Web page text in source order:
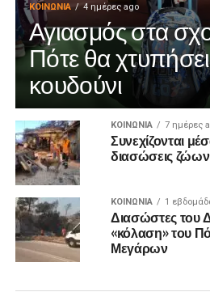
ΚΟΙΝΩΝΊΑ 4 ημέρες ago
Αγιασμός στα
Πότε θα
κουδούνι
ΚΟΙΝΩΝΊΑ 7 ημέρες
Συνεχίζονται
διασώσεις
ΚΟΙΝΩΝΊΑ 1
Διασώστες του
«κόλαση» του
Μεγάρων